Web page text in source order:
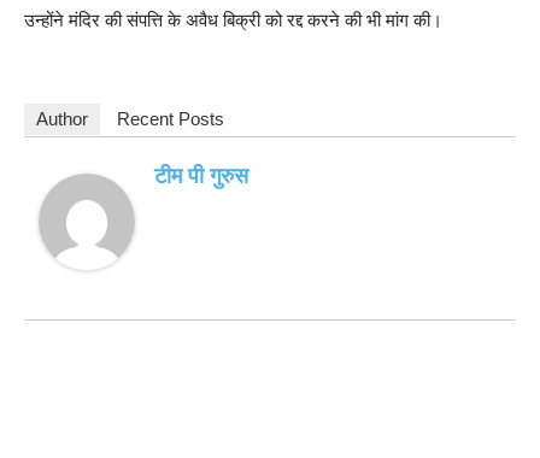
उन्होंने मंदिर की संपत्ति के अवैध बिक्री को रद्द करने की भी मांग की।
Author Recent Posts
टीम पी गुरुस